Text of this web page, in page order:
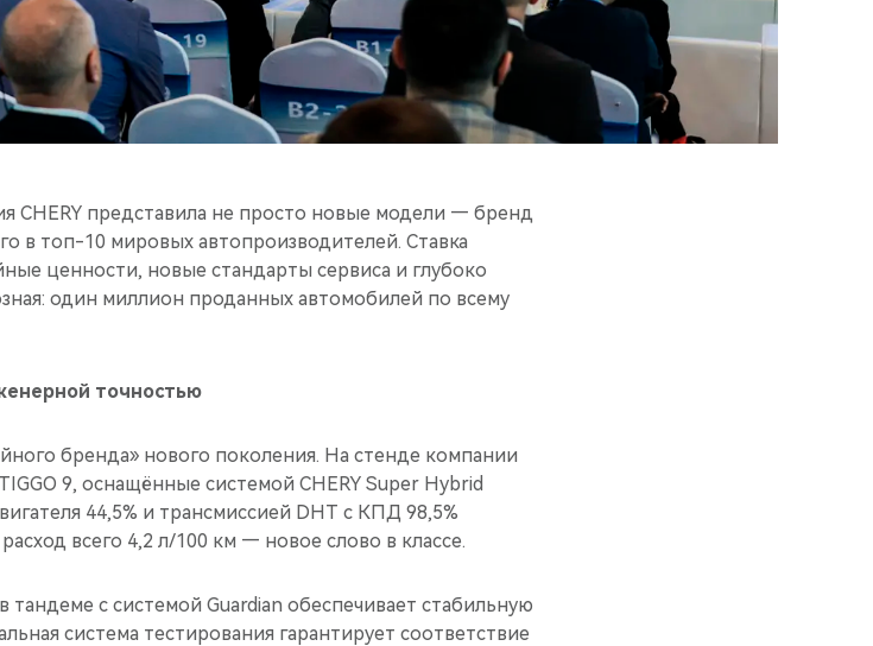
CHERY представила не просто новые модели — бренд
в топ-10 мировых автопроизводителей. Ставка
ценности, новые стандарты сервиса и глубоко
один миллион проданных автомобилей по всему
точностью
бренда» нового поколения. На стенде компании
9, оснащённые системой CHERY Super Hybrid
44,5% и трансмиссией DHT с КПД 98,5%
всего 4,2 л/100 км — новое слово в классе.
тандеме с системой Guardian обеспечивает стабильную
система тестирования гарантирует соответствие